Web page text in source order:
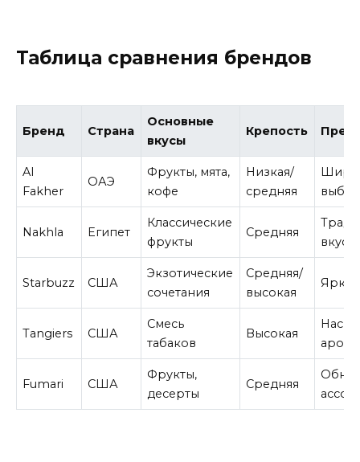
Таблица сравнения брендов
Бренд Страна
Основные
вкусы
Крепость
Al
Fakher
ОАЭ
Фрукты, мята,
кофе
Низкая/
средняя
Nakhla Египет
Классические
фрукты
Средняя
вкусы
Starbuzz США
Экзотические
сочетания
Средняя/
высокая
Tangiers США
Смесь
табаков
Высокая
Fumari США
Фрукты,
десерты
Средняя